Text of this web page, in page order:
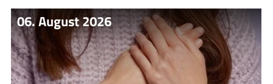
06. August 2026